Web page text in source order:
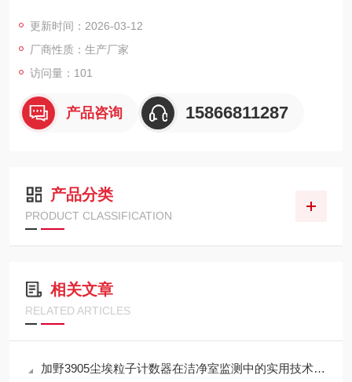
更新时间：2026-03-12
厂商性质：生产厂家
访问量：101
产品咨询 15866811287
产品分类
PRODUCT CLASSIFICATION
相关文章
RELATED ARTICLES
加野3905尘埃粒子计数器在洁净室监测中的实用技术解析